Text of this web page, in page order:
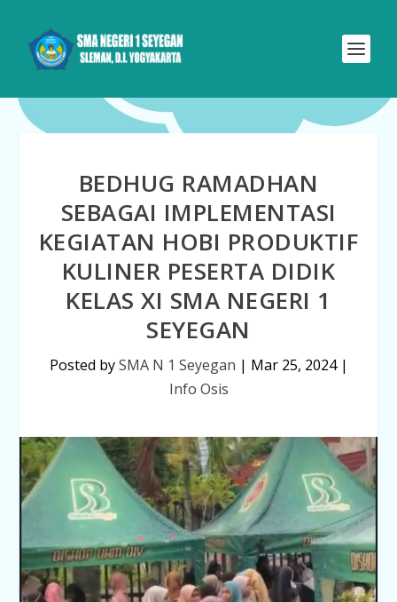
BEDHUG RAMADHAN
SEBAGAI IMPLEMENTASI
KEGIATAN HOBI PRODUKTIF
KULINER PESERTA DIDIK
KELAS XI SMA NEGERI 1
SEYEGAN
Posted bySMA N 1 Seyegan | Mar 25, 2024|
Info Osis